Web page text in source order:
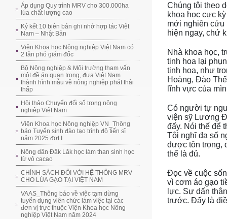
Áp dụng Quy trình MRV cho 300.000ha
lúa chất lượng cao
Ký kết 10 biên bản ghi nhớ hợp tác Việt
Nam – Nhật Bản
Viện Khoa học Nông nghiệp Việt Nam có
2 tân phó giám đốc
Bộ Nông nghiệp & Môi trường tham vấn
một đề án quan trọng, đưa Việt Nam
thành hình mẫu về nông nghiệp phát thải
thấp
Hội thảo Chuyển đổi số trong nông
nghiệp Việt Nam
Viện Khoa học Nông nghiệp VN_Thông
báo Tuyển sinh đào tạo trình độ tiến sĩ
năm 2025 đợt I
Nông dân Đăk Lăk học làm than sinh học
từ vỏ cacao
CHÍNH SÁCH ĐỐI VỚI HỆ THỐNG MRV
CHO LÚA GẠO TẠI VIỆT NAM
VAAS_Thông báo về việc tạm dừng
tuyển dụng viên chức làm việc tại các
đơn vị trực thuộc Viện Khoa học Nông
nghiệp Việt Nam năm 2024
Chúng tôi theo
khoa học cực
mới nghiên cứu
hiện ngay, chứ
Nhà khoa học,
tinh hoa lại
tinh hoa, như
Hoàng, Đào
lĩnh vực của
Có người tự
viện sỹ Lương
đấy. Nói thế để
Tôi nghĩ đa số
được tôn trọng,
thế là đủ.
Đọc về cuộc
vì cơm áo gạo
lực. Sự dấn
trước. Đấy là